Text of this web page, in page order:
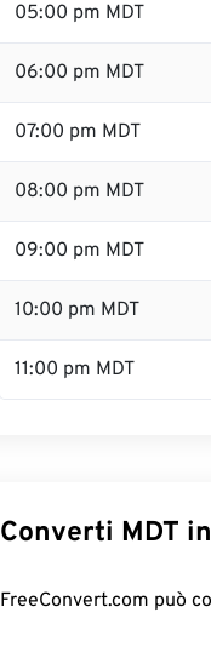
05:00 pm MDT
06:00 pm MDT
07:00 pm MDT
08:00 pm MDT
09:00 pm MDT
10:00 pm MDT
11:00 pm MDT
Converti MDT
FreeConvert.com può